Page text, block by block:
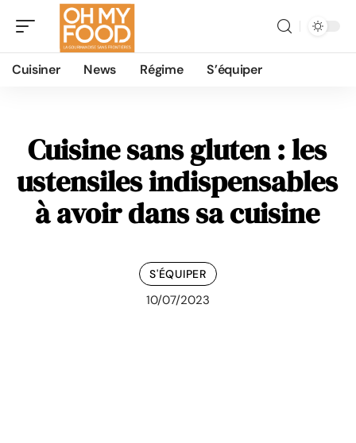
Cuisiner News Régime S’équiper
Cuisine sans gluten : les
ustensiles indispensables
à avoir dans sa cuisine
S'ÉQUIPER
10/07/2023